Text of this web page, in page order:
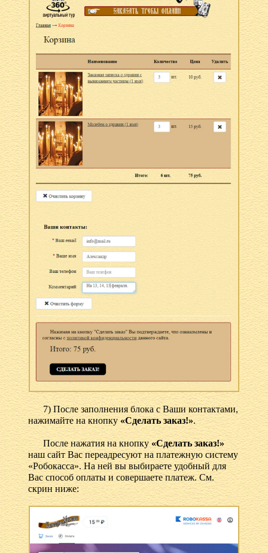
7) После заполнения блока с Ваши контактами,
нажимайте на кнопку«Сделать заказ!».
После нажатия на кнопку«Сделать заказ!»
наш сайт Вас переадресуют на платежную систему
«Робокасса». На ней вы выбираете удобный для
Вас способ оплаты и совершаете платеж. См.
скрин ниже: